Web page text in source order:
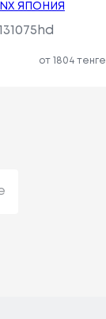
ЯПОНИЯ
от 1804 тенге